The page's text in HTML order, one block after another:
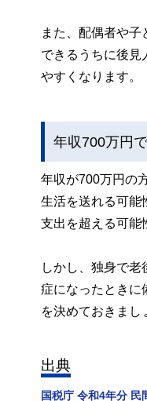
また、配偶者や
できるうちに後見
やすくなります。
年収700万円
年収が700万円の
生活を送れる可能
支出を超える可能
しかし、独身で
症になったときに
を決めておきまし
出典
国税庁 令和4年分 民